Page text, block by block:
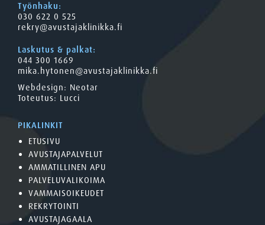
Työnhaku:
030 622 0 525
rekry@avustajaklinikka.fi
Laskutus & palkat:
044 300 1669
mika.hytonen@avustajaklinikka.fi
Webdesign: Neotar
Toteutus: Lucci
PIKALINKIT
ETUSIVU
AVUSTAJAPALVELUT
AMMATILLINEN APU
PALVELUVALIKOIMA
VAMMAISOIKEUDET
REKRYTOINTI
AVUSTAJAGAALA